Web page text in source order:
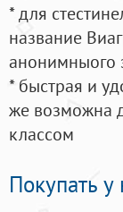
* для
название
анонимныого
* быстрая и
же возможна
классом
Покупать